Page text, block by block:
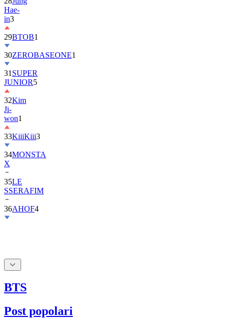
Hae-
in3
29BTOB1
30ZEROBASEONE1
31 SUPER
JUNIOR5
32Kim
Ji-
won1
33KiiiKiii3
34MONSTA
X
35LE
SSERAFIM
36AHOF4
BTS
Post popolari